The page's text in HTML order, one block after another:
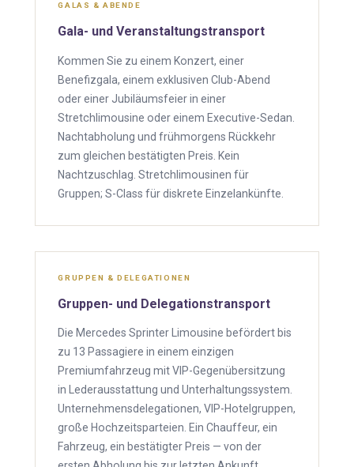
GALAS & ABENDE
Gala- und Veranstaltungstransport
Kommen Sie zu einem Konzert, einer
Benefizgala, einem exklusiven Club-Abend
oder einer Jubiläumsfeier in einer
Stretchlimousine oder einem Executive-Sedan.
Nachtabholung und frühmorgens Rückkehr
zum gleichen bestätigten Preis. Kein
Nachtzuschlag. Stretchlimousinen für
Gruppen; S-Class für diskrete Einzelankünfte.
GRUPPEN & DELEGATIONEN
Gruppen- und Delegationstransport
Die Mercedes Sprinter Limousine befördert bis
zu 13 Passagiere in einem einzigen
Premiumfahrzeug mit VIP-Gegenübersitzung
in Lederausstattung und Unterhaltungssystem.
Unternehmensdelegationen, VIP-Hotelgruppen,
große Hochzeitsparteien. Ein Chauffeur, ein
Fahrzeug, ein bestätigter Preis — von der